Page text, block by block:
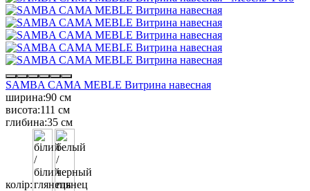
SAMBA CAMA MEBLE Витрина навесная
ширина:90 см
висота:111 см
глибина:35 см
колір: